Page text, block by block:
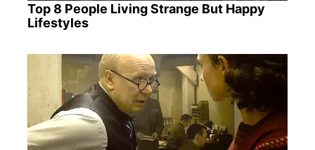
Top 8 People Living Strange But Happy
Lifestyles